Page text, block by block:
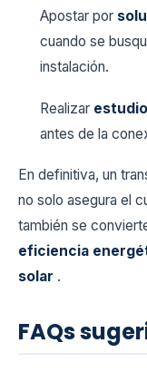
Apostar por
cuando se
instalación.
Realizar
antes de la
En definitiva, un
no solo asegura el
también se
eficiencia
solar .
FAQs